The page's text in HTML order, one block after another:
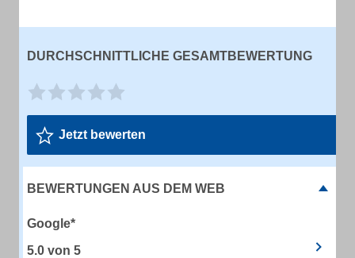
DURCHSCHNITTLICHE GESAMTBEWERTUNG
Jetzt bewerten
BEWERTUNGEN AUS DEM WEB
Google*
5.0 von 5